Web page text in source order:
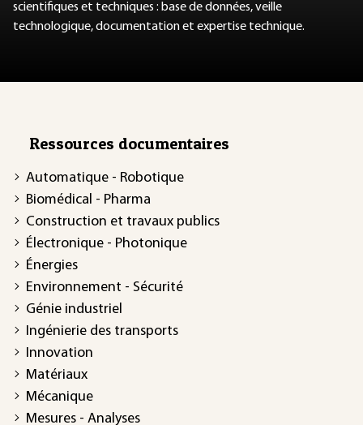
scientifiques et techniques : base de données, veille
technologique, documentation et expertise technique.
Ressources documentaires
Automatique - Robotique
Biomédical - Pharma
Construction et travaux publics
Électronique - Photonique
Énergies
Environnement - Sécurité
Génie industriel
Ingénierie des transports
Innovation
Matériaux
Mécanique
Mesures - Analyses